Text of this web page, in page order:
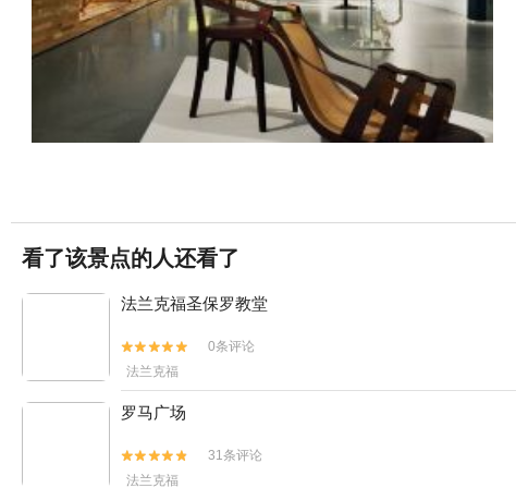
看了该景点的人还看了
法兰克福圣保罗教堂


0条评论
法兰克福
罗马广场


31条评论
法兰克福